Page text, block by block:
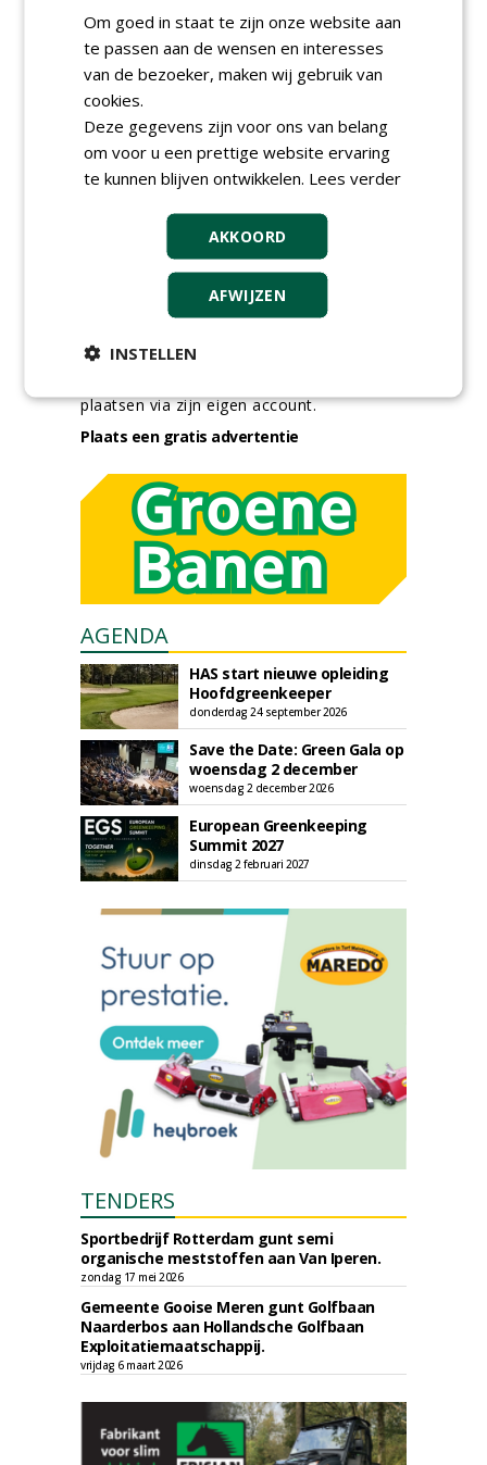
30-07-2026, Schalkwijk
Boominspecteur bij
Boomtotaalzorg24-40 uur
meer Groene Banen
GREEN OUTLET
plaatsen via zijn eigen account.
Plaats een gratis advertentie
AGENDA
HAS start nieuwe opleiding
Hoofdgreenkeeper
donderdag 24 september 2026
Save the Date: Green Gala op
woensdag 2 december
woensdag 2 december 2026
European Greenkeeping
Summit 2027
dinsdag 2 februari 2027
TENDERS
Sportbedrijf Rotterdam gunt semi
organische meststoffen aan Van Iperen.
zondag 17 mei 2026
Gemeente Gooise Meren gunt Golfbaan
Naarderbos aan Hollandsche Golfbaan
Exploitatiemaatschappij.
vrijdag 6 maart 2026
Om goed in staat te zijn onze website aan
te passen aan de wensen en interesses
van de bezoeker, maken wij gebruik van
cookies.
Deze gegevens zijn voor ons van belang
om voor u een prettige website ervaring
te kunnen blijven ontwikkelen. Lees verder
AKKOORD
AFWIJZEN
INSTELLEN